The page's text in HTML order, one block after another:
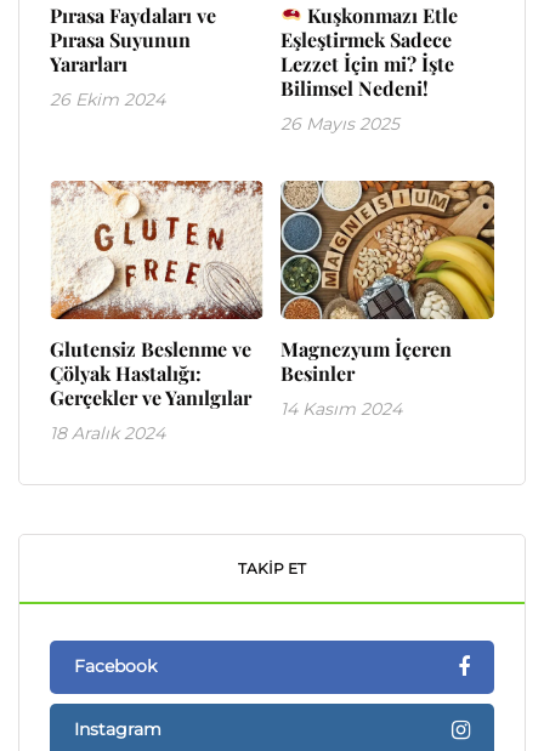
Pırasa Faydaları ve
Pırasa Suyunun
Yararları
26 Ekim 2024
Kuşkonmazı Etle
Eşleştirmek Sadece
Lezzet İçin mi? İşte
Bilimsel Nedeni!
26 Mayıs 2025
Glutensiz Beslenme ve
Çölyak Hastalığı:
Gerçekler ve Yanılgılar
18 Aralık 2024
Magnezyum İçeren
Besinler
14 Kasım 2024
TAKIP ET
Facebook
Instagram